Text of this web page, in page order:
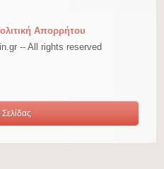
Απορρήτου
-- All rights reserved